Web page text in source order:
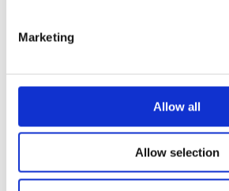
Marketing
Allow all
Allow selection